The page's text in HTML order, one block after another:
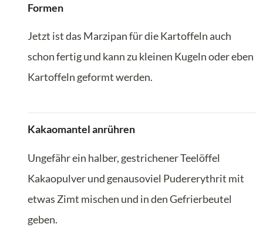
Formen
Jetzt ist das Marzipan für die Kartoffeln auch
schon fertig und kann zu kleinen Kugeln oder eben
Kartoffeln geformt werden.
Kakaomantel anrühren
Ungefähr ein halber, gestrichener Teelöffel
Kakaopulver und genausoviel Pudererythrit mit
etwas Zimt mischen und in den Gefrierbeutel
geben.